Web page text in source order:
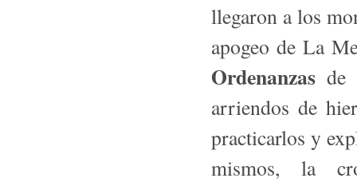
llegaron a los
apogeo de La
Ordenanzas de
arriendos de
practicarlos y
mismos, la